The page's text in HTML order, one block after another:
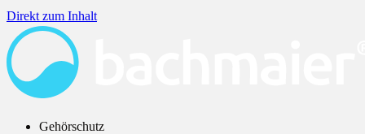
Direkt zum Inhalt
Gehörschutz